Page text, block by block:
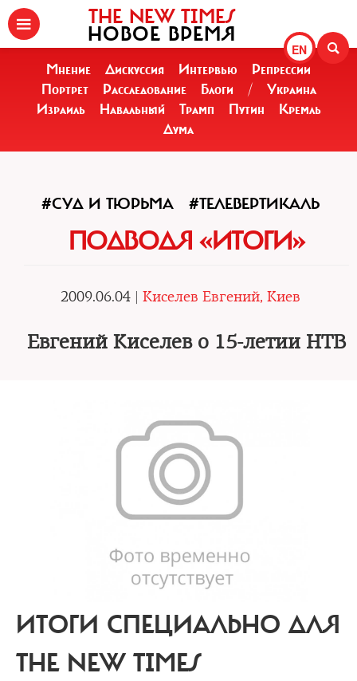
EN
THE NEW TIMES
НОВОЕ ВРЕМЯ
Мнение Дискуссия Интервью
Репрессии
Портрет
Расследование Блоги /
Украина
Израиль
Навальный Трамп Путин
Кремль
Дума
#СУД И ТЮРЬМА #ТЕЛЕВЕРТИКАЛЬ
ПОДВОДЯ «ИТОГИ»
2009.06.04 | Киселев Евгений, Киев
Евгений Киселев о 15-летии НТВ
ИТОГИ СПЕЦИАЛЬНО ДЛЯ
THE NEW TIMES